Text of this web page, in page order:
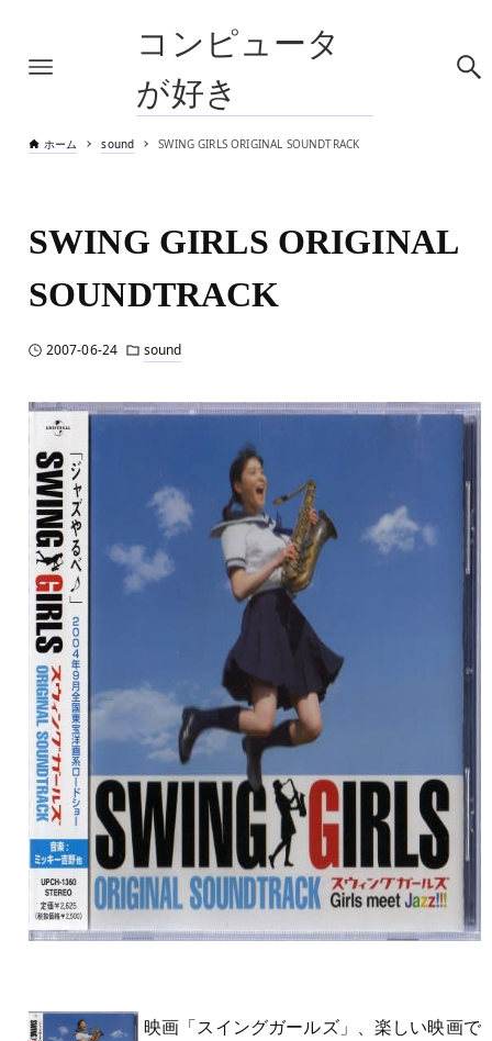
コンピュータ
が好き
ホーム sound SWING GIRLS ORIGINAL SOUNDTRACK
SWING GIRLS ORIGINAL
SOUNDTRACK
2007-06-24 sound
映画「スイングガールズ」、楽しい映画で